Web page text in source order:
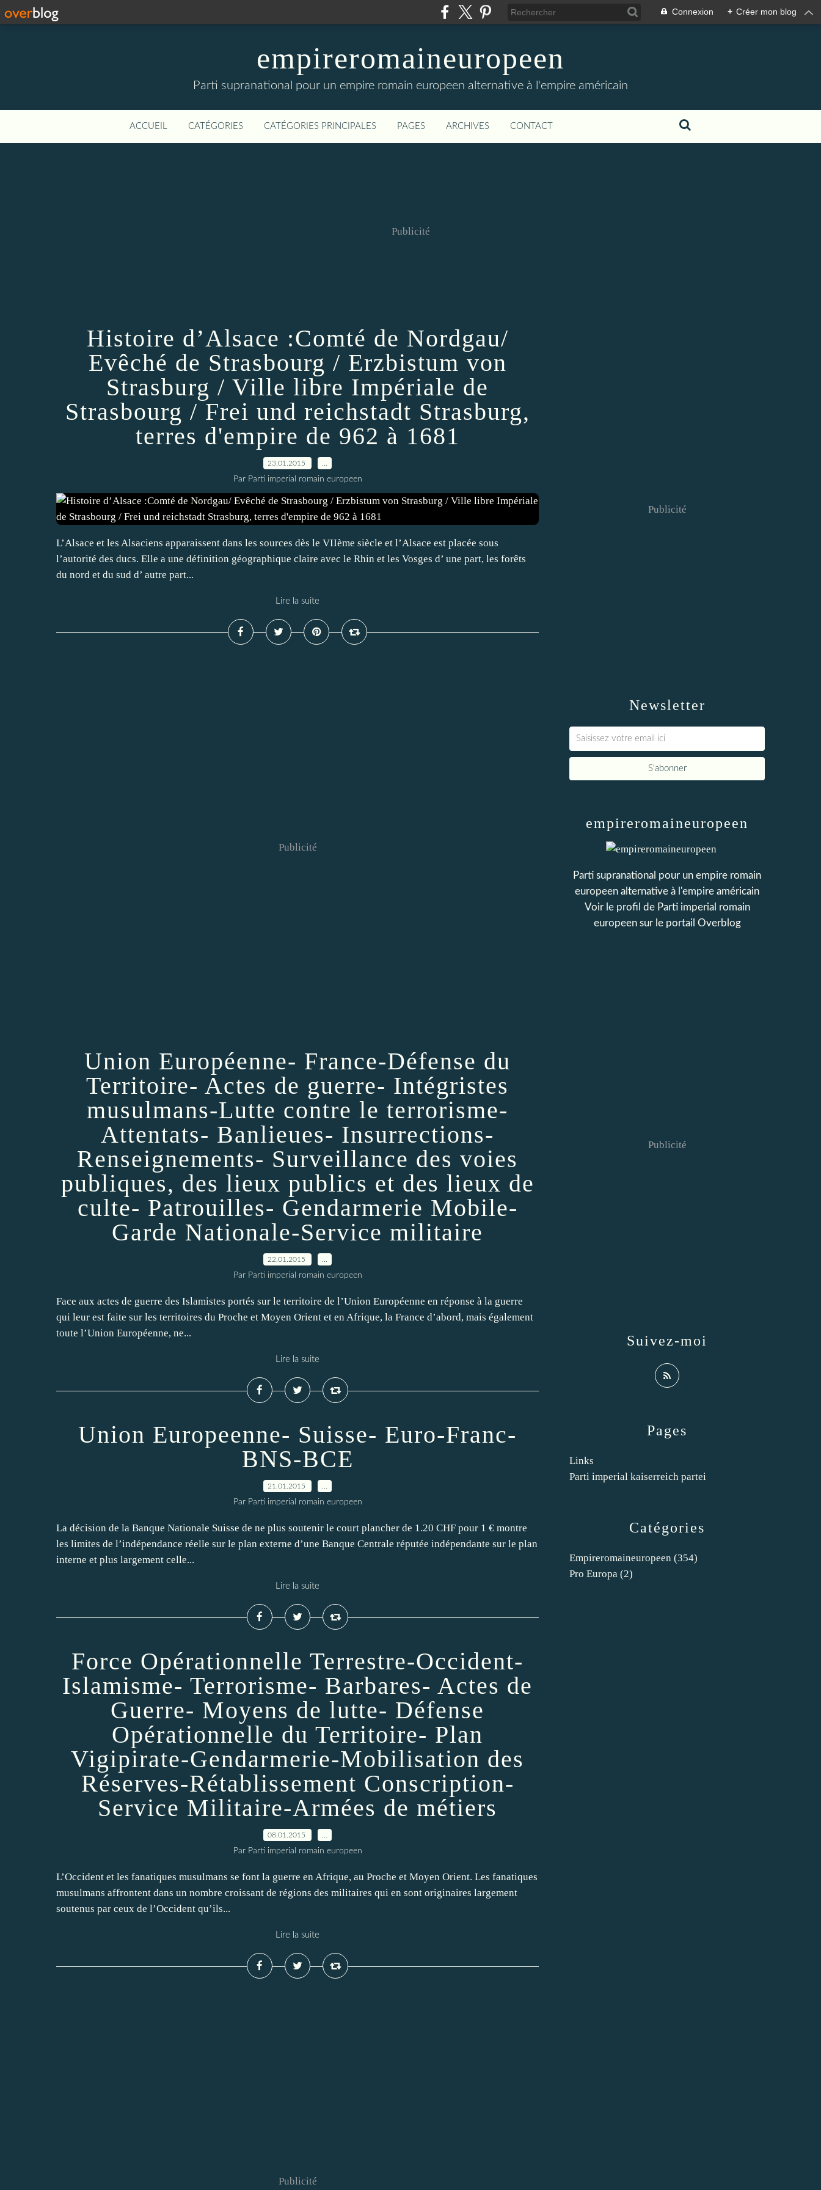
Connexion + Créer mon blog
empireromaineuropeen
Parti supranational pour un empire romain europeen alternative à l'empire américain
ACCUEIL CATÉGORIES CATÉGORIES PRINCIPALES PAGES ARCHIVES CONTACT
Publicité
Histoire d’Alsace :Comté de Nordgau/
Evêché de Strasbourg / Erzbistum von
Strasburg / Ville libre Impériale de
Strasbourg / Frei und reichstadt Strasburg,
terres d'empire de 962 à 1681
23.01.2015
Par Parti imperial romain europeen
L’Alsace et les Alsaciens apparaissent dans les sources dès le VIIème siècle et l’Alsace est placée sous
l’autorité des ducs. Elle a une définition géographique claire avec le Rhin et les Vosges d’ une part, les forêts
du nord et du sud d’ autre part...
Lire la suite
Publicité
Union Européenne- France-Défense du
Territoire- Actes de guerre- Intégristes
musulmans-Lutte contre le terrorisme-
Attentats- Banlieues- Insurrections-
Renseignements- Surveillance des voies
publiques, des lieux publics et des lieux de
culte- Patrouilles- Gendarmerie Mobile-
Garde Nationale-Service militaire
22.01.2015
Par Parti imperial romain europeen
Face aux actes de guerre des Islamistes portés sur le territoire de l’Union Européenne en réponse à la guerre
qui leur est faite sur les territoires du Proche et Moyen Orient et en Afrique, la France d’abord, mais également
toute l’Union Européenne, ne...
Lire la suite
Union Europeenne- Suisse- Euro-Franc-
BNS-BCE
21.01.2015
Par Parti imperial romain europeen
La décision de la Banque Nationale Suisse de ne plus soutenir le court plancher de 1.20 CHF pour 1 € montre
les limites de l’indépendance réelle sur le plan externe d’une Banque Centrale réputée indépendante sur le plan
interne et plus largement celle...
Lire la suite
Force Opérationnelle Terrestre-Occident-
Islamisme- Terrorisme- Barbares- Actes de
Guerre- Moyens de lutte- Défense
Opérationnelle du Territoire- Plan
Vigipirate-Gendarmerie-Mobilisation des
Réserves-Rétablissement Conscription-
Service Militaire-Armées de métiers
08.01.2015
Par Parti imperial romain europeen
L’Occident et les fanatiques musulmans se font la guerre en Afrique, au Proche et Moyen Orient. Les fanatiques
musulmans affrontent dans un nombre croissant de régions des militaires qui en sont originaires largement
soutenus par ceux de l’Occident qu’ils...
Lire la suite
Publicité
Newsletter
Publicité
Catégories
Empireromaineuropeen (354)
Pro Europa (2)
Pages
Links
Parti imperial kaiserreich partei
empireromaineuropeen
Parti supranational pour un empire romain
europeen alternative à l'empire américain
Voir le profil de Parti imperial romain
europeensur le portail Overblog
Suivez-moi
Publicité